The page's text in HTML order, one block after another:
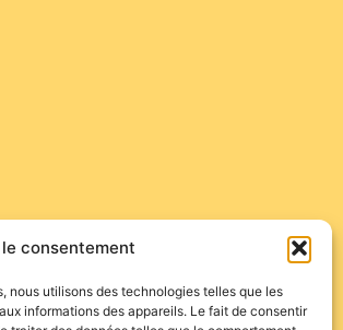
consentement
nous utilisons des technologies telles que les
informations des appareils. Le fait de consentir